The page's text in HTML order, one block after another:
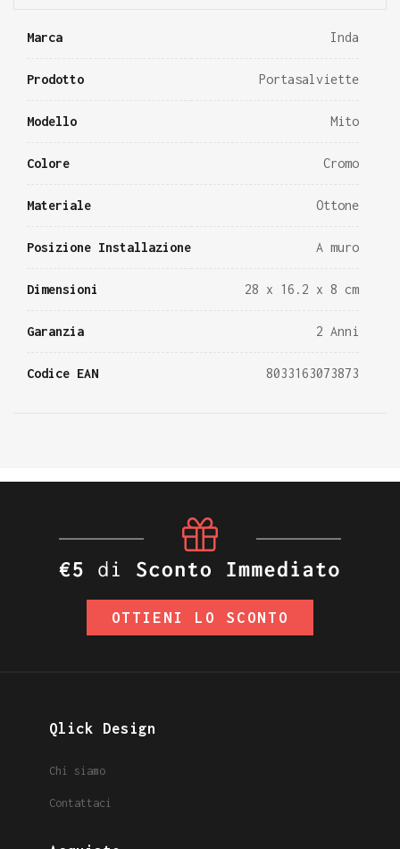
Marca Inda
Prodotto Portasalviette
Modello Mito
Colore Cromo
Materiale Ottone
Posizione Installazione A muro
Dimensioni 28 x 16.2 x 8 cm
Garanzia 2 Anni
Codice EAN 8033163073873
OTTIENI LO SCONTO
Qlick Design
Chi siamo
Contattaci